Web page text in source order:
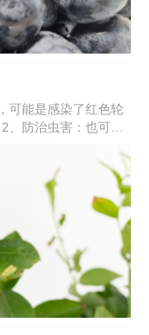
可能是感染了红色轮
、防治虫害：也可通
、加强栽培：加强养
能力。4、涂抹药
2-3次，每隔7-10天一